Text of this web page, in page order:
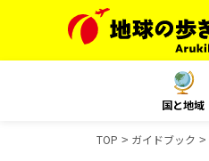
国と地域
TOP ガイドブック